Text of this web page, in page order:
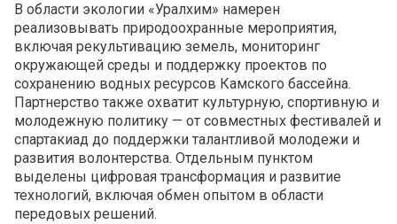
В области экологии «Уралхим» намерен
реализовывать природоохранные мероприятия,
включая рекультивацию земель, мониторинг
окружающей среды и поддержку проектов по
сохранению водных ресурсов Камского бассейна.
Партнерство также охватит культурную, спортивную и
молодежную политику — от совместных фестивалей и
спартакиад до поддержки талантливой молодежи и
развития волонтерства. Отдельным пунктом
выделены цифровая трансформация и развитие
технологий, включая обмен опытом в области
передовых решений.